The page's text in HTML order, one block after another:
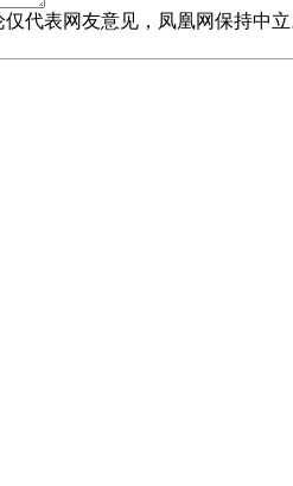
仅代表网友意见，凤凰网保持中